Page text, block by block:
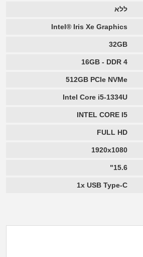
ללא
Intel® Iris Xe Graphics
32GB
16GB - DDR 4
512GB PCIe NVMe
Intel Core i5-1334U
INTEL CORE I5
FULL HD
1920x1080
15.6"
1x USB Type-C